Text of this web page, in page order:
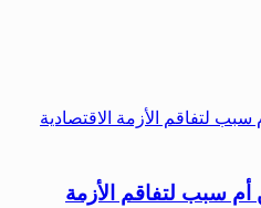
أم سبب لتفاقم الأزمة